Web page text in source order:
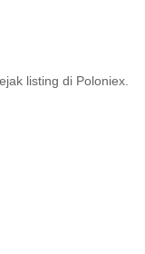
listing di Poloniex.